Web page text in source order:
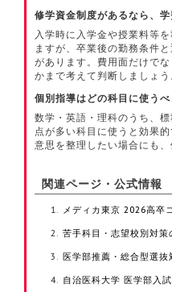
修学資金制度があるなら、
入学時に入学金や授業料等
ますが、卒業後の勤務条件
があります。費用面だけで
かまで考えて判断しましょう
個別指導はどの科目に使うべ
数学・英語・理科のうち、
点が多い科目に使うと効果
意思を整理したい場合にも
関連ページ・公式情報
メディカ東京 2026高卒
苦手科目・志望校別対策
医学部推薦・総合型選抜
自治医科大学 医学部入